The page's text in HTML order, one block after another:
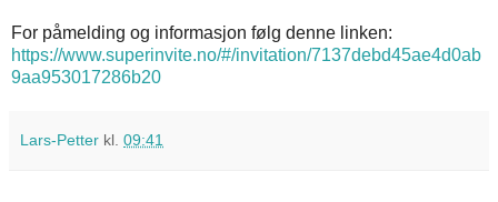
For påmelding og informasjon følg denne linken:
https://www.superinvite.no/#/invitation/7137debd45ae4d0ab
9aa953017286b20
Lars-Petter kl. 09:41